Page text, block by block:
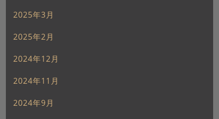
2025年3月
2025年2月
2024年12月
2024年11月
2024年9月